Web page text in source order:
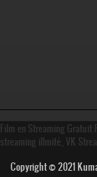
Film en Streaming
streaming illmité, VK
Copyright © 2021